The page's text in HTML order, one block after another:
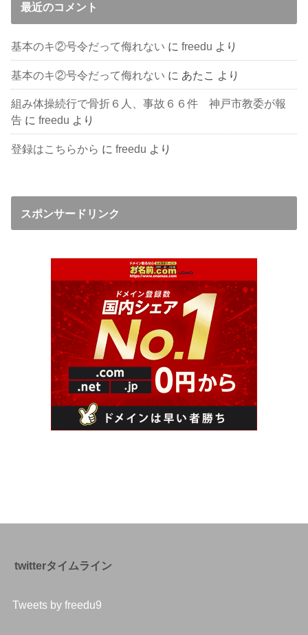
最近のコメント
基本のキ②号令だって侮れない にfreedu より
基本のキ②号令だって侮れない に あたこ より
組み体操続行で骨折６人、事故６６件 神戸市教委が報
告 にfreedu より
登録はこちらから にfreedu より
スポンサードリンク
twitterタイムライン
Tweets by freedu9